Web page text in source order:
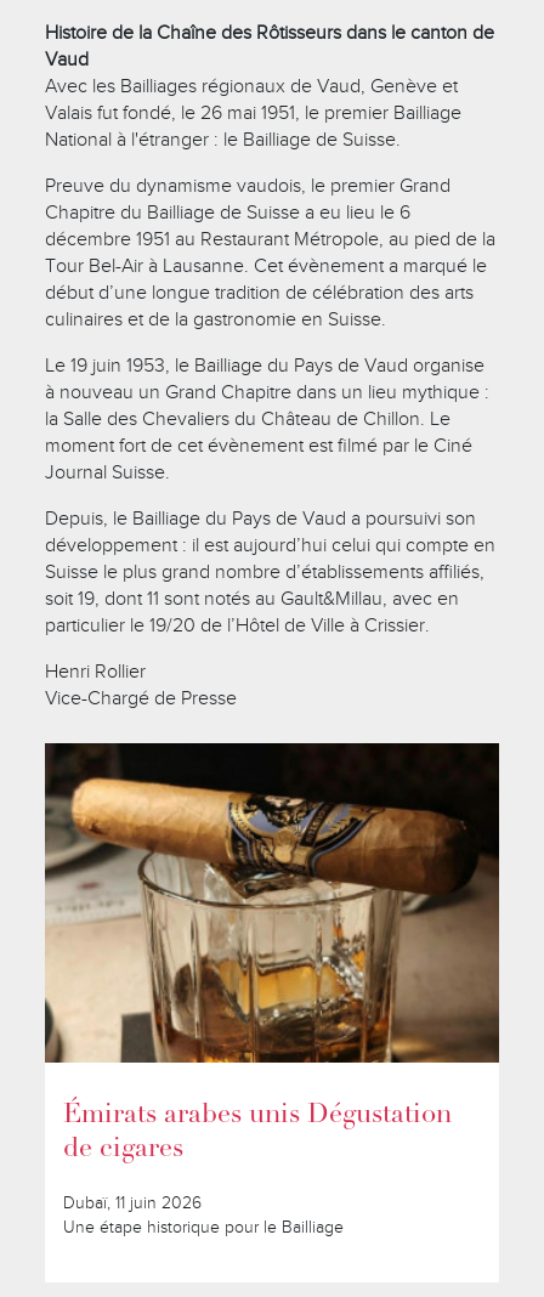
Histoire de la Chaîne des Rôtisseurs dans le canton de
Vaud
Avec les Bailliages régionaux de Vaud, Genève et
Valais fut fondé, le 26 mai 1951, le premier Bailliage
National à l'étranger : le Bailliage de Suisse.
Preuve du dynamisme vaudois, le premier Grand
Chapitre du Bailliage de Suisse a eu lieu le 6
décembre 1951 au Restaurant Métropole, au pied de la
Tour Bel-Air à Lausanne. Cet évènement a marqué le
début d’une longue tradition de célébration des arts
culinaires et de la gastronomie en Suisse.
Le 19 juin 1953, le Bailliage du Pays de Vaud organise
à nouveau un Grand Chapitre dans un lieu mythique :
la Salle des Chevaliers du Château de Chillon. Le
moment fort de cet évènement est filmé par le Ciné
Journal Suisse.
Depuis, le Bailliage du Pays de Vaud a poursuivi son
développement : il est aujourd’hui celui qui compte en
Suisse le plus grand nombre d’établissements affiliés,
soit 19, dont 11 sont notés au Gault&Millau, avec en
particulier le 19/20 de l’Hôtel de Ville à Crissier.
Henri Rollier
Vice-Chargé de Presse
Émirats arabes unis Dégustation
de cigares
Dubaï, 11 juin 2026
Une étape historique pour le Bailliage